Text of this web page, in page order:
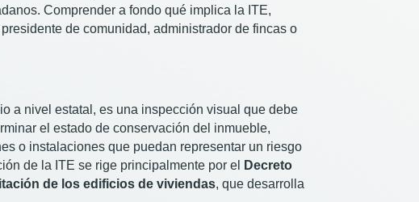
Comprender a fondo qué implica la ITE,
de comunidad, administrador de fincas o
a nivel estatal, es una inspección visual que debe
el estado de conservación del inmueble,
o instalaciones que puedan representar un riesgo
de la ITE se rige principalmente por el
Decreto
de los edificios de viviendas, que desarrolla